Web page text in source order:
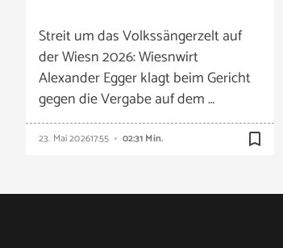
Streit um das Volkssängerzelt auf
der Wiesn 2026: Wiesnwirt
Alexander Egger klagt beim Gericht
gegen die Vergabe auf dem …
23. Mai 202617:55 02:31 Min. bookmark_border